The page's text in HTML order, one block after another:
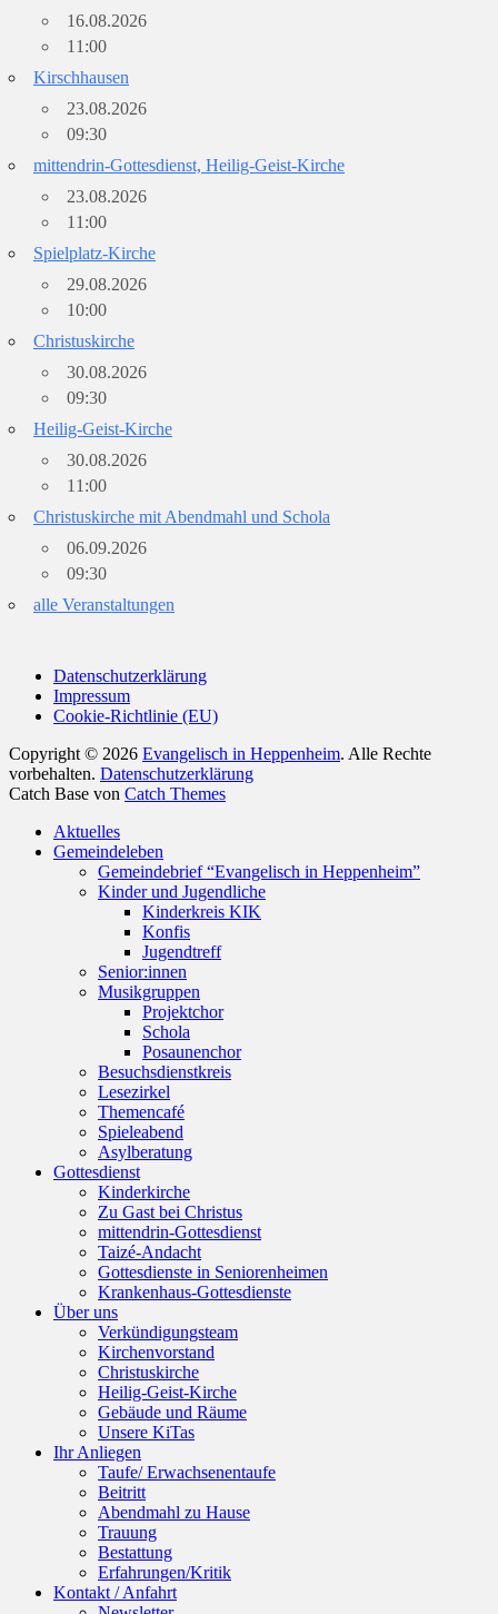
16.08.2026
11:00
Kirschhausen
23.08.2026
09:30
mittendrin-Gottesdienst, Heilig-Geist-Kirche
23.08.2026
11:00
Spielplatz-Kirche
29.08.2026
10:00
Christuskirche
30.08.2026
09:30
Heilig-Geist-Kirche
30.08.2026
11:00
Christuskirche mit Abendmahl und Schola
06.09.2026
09:30
alle Veranstaltungen
Datenschutzerklärung
Impressum
Cookie-Richtlinie (EU)
Copyright © 2026 Evangelisch in Heppenheim. Alle Rechte
vorbehalten. Datenschutzerklärung
Catch Base von Catch Themes
oben
scrollen
Aktuelles
Gemeindeleben
Gemeindebrief “Evangelisch in Heppenheim”
Kinder und Jugendliche
Kinderkreis KIK
Konfis
Jugendtreff
Senior:innen
Musikgruppen
Projektchor
Schola
Posaunenchor
Besuchsdienstkreis
Lesezirkel
Themencafé
Spieleabend
Asylberatung
Gottesdienst
Kinderkirche
Zu Gast bei Christus
mittendrin-Gottesdienst
Taizé-Andacht
Gottesdienste in Seniorenheimen
Krankenhaus-Gottesdienste
Über uns
Verkündigungsteam
Kirchenvorstand
Christuskirche
Heilig-Geist-Kirche
Gebäude und Räume
Unsere KiTas
Ihr Anliegen
Taufe/ Erwachsenentaufe
Beitritt
Abendmahl zu Hause
Trauung
Bestattung
Erfahrungen/Kritik
Kontakt / Anfahrt